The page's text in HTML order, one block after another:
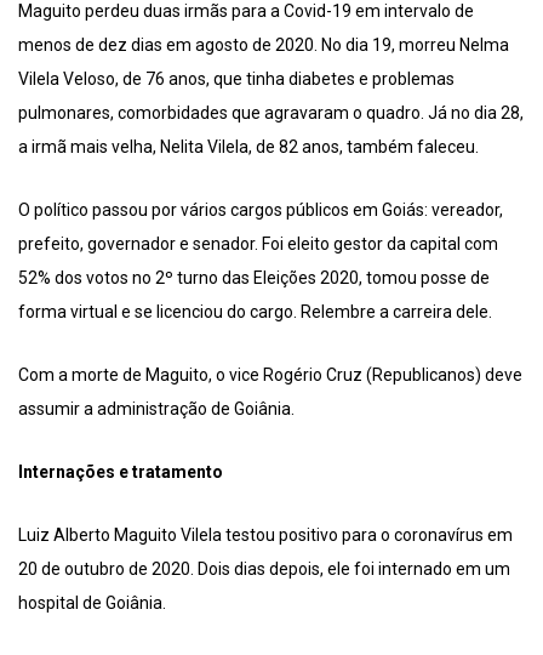
Maguito perdeu duas irmãs para a Covid-19 em intervalo de
menos de dez dias em agosto de 2020. No dia 19, morreu Nelma
Vilela Veloso, de 76 anos, que tinha diabetes e problemas
pulmonares, comorbidades que agravaram o quadro. Já no dia 28,
a irmã mais velha, Nelita Vilela, de 82 anos, também faleceu.
O político passou por vários cargos públicos em Goiás: vereador,
prefeito, governador e senador. Foi eleito gestor da capital com
52% dos votos no 2º turno das Eleições 2020, tomou posse de
forma virtual e se licenciou do cargo. Relembre a carreira dele.
Com a morte de Maguito, o vice Rogério Cruz (Republicanos) deve
assumir a administração de Goiânia.
Internações e tratamento
Luiz Alberto Maguito Vilela testou positivo para o coronavírus em
20 de outubro de 2020. Dois dias depois, ele foi internado em um
hospital de Goiânia.